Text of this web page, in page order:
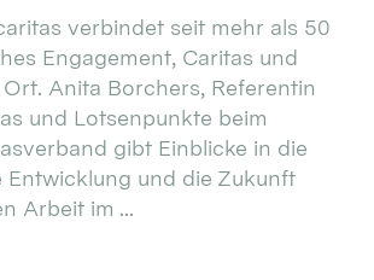
verbindet seit mehr als 50
Engagement, Caritas und
Anita Borchers, Referentin
und Lotsenpunkte beim
gibt Einblicke in die
Entwicklung und die Zukunft
Arbeit im ...